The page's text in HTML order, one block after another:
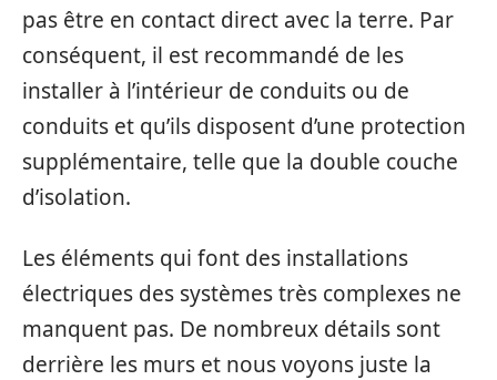
pas être en contact direct avec la terre. Par
conséquent, il est recommandé de les
installer à l’intérieur de conduits ou de
conduits et qu’ils disposent d’une protection
supplémentaire, telle que la double couche
d’isolation.
Les éléments qui font des installations
électriques des systèmes très complexes ne
manquent pas. De nombreux détails sont
derrière les murs et nous voyons juste la